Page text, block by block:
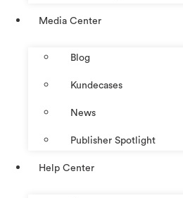
Media Center
Blog
Kundecases
News
Publisher Spotlight
Help Center